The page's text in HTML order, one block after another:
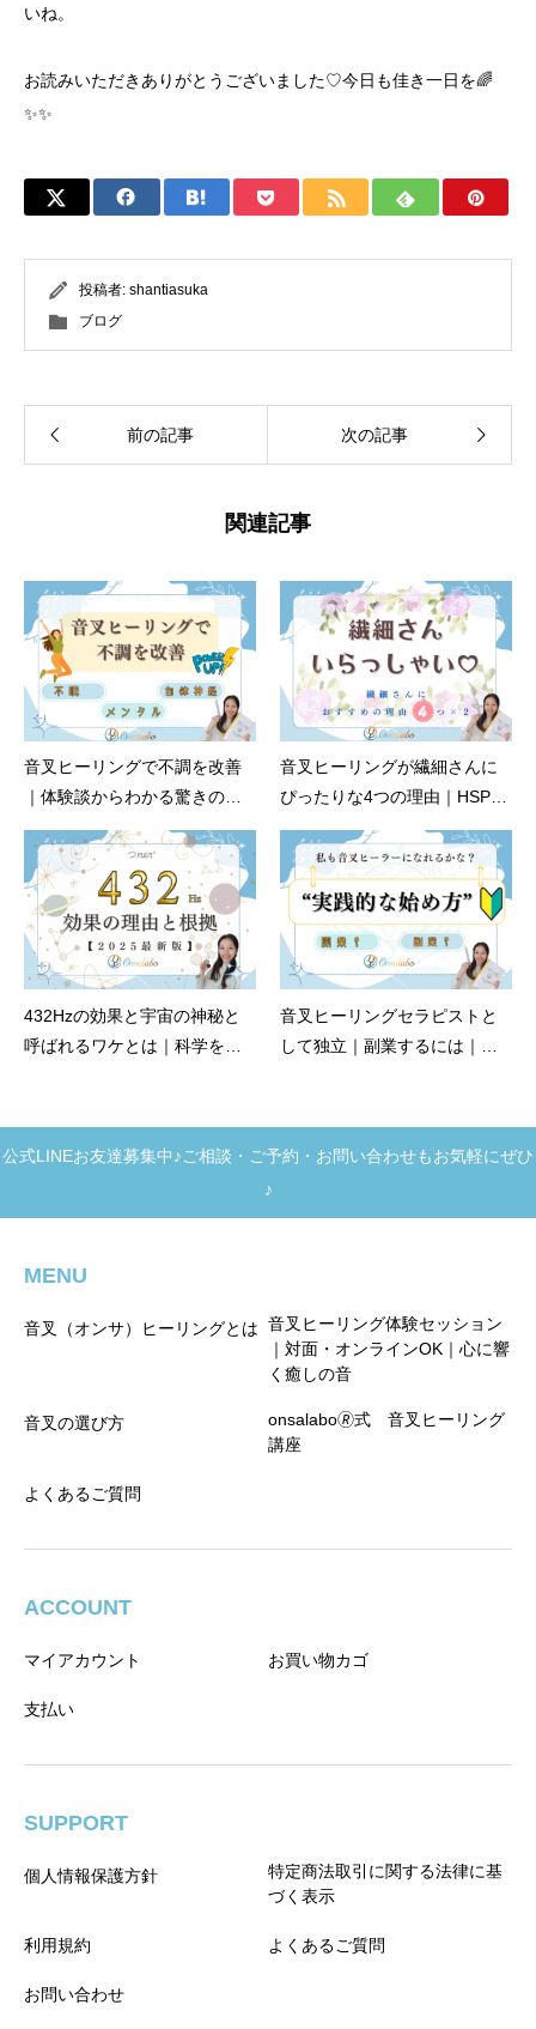
いね。
お読みいただきありがとうございました♡今日も佳き一日を🌈
✨✨
投稿者: shantiasuka
ブログ
前の記事 次の記事
関連記事
音叉ヒーリングで不調を改善
｜体験談からわかる驚きの効
果と変化
音叉ヒーリングが繊細さんに
ぴったりな4つの理由｜HSP向
け
432Hzの効果と宇宙の神秘と
呼ばれるワケとは｜科学を超
音叉ヒーリングセラピストと
して独立｜副業するには｜実
公式LINEお友達募集中♪ご相談・ご予約・お問い合わせもお気軽にぜひ
♪
MENU
音叉（オンサ）ヒーリングとは 音叉ヒーリング体験セッション
｜対面・オンラインOK｜心に響
く癒しの音
音叉の選び方
onsalabo🄬式 音叉ヒーリング
講座
よくあるご質問
ACCOUNT
マイアカウント お買い物カゴ
支払い
SUPPORT
個人情報保護方針
特定商法取引に関する法律に基
づく表示
利用規約 よくあるご質問
お問い合わせ